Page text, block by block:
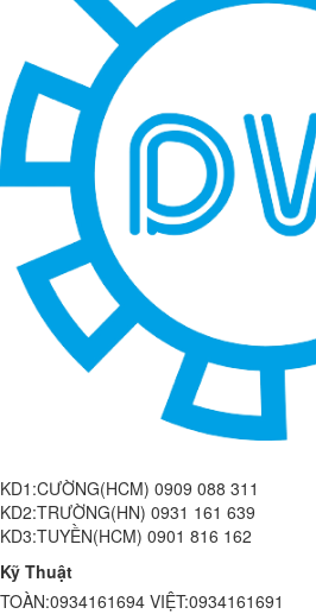
KD1:CƯỜNG(HCM) 0909 088 311
KD2:TRƯỜNG(HN) 0931 161 639
KD3:TUYỀN(HCM) 0901 816 162
Kỹ Thuật
TOÀN:0934161694 VIỆT:0934161691